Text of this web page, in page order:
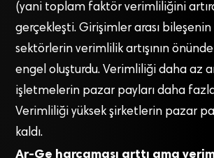
(yani toplam faktör verimliliğini
gerçekleşti. Girişimler arası
sektörlerin verimlilik artışının
engel oluşturdu. Verimliliği daha az
işletmelerin pazar payları daha
Verimliliği yüksek şirketlerin pazar
kaldı.
Ar-Ge harcaması arttı ama